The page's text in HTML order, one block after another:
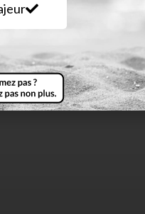
parfum envoûtant :
à chaque attaque.